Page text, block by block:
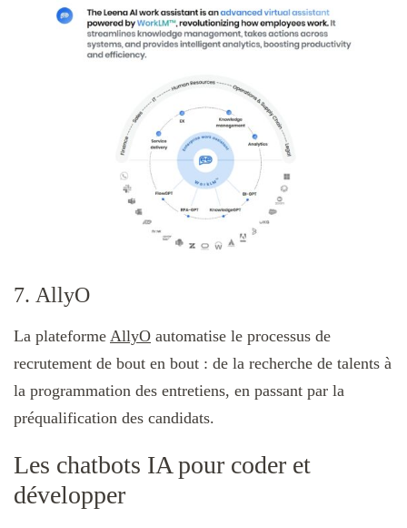
7. AllyO
La plateforme AllyO automatise le processus de
recrutement de bout en bout : de la recherche de talents à
la programmation des entretiens, en passant par la
préqualification des candidats.
Les chatbots IA pour coder et
développer